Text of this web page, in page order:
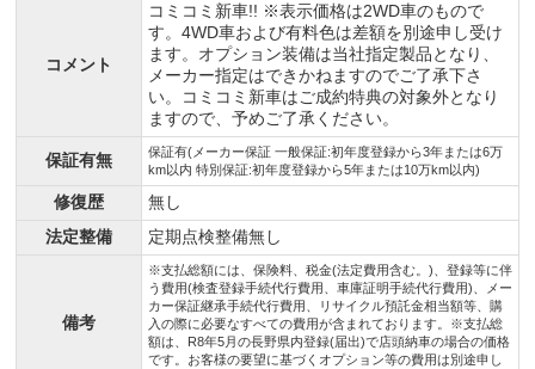
コメント
コミコミ新車!! ※表示価格は2WD車のもので
す。4WD車および有料色は差額を別途申し受け
ます。オプション装備は当社指定製品となり、
メーカー指定はできかねますのでご了承下さ
い。コミコミ新車はご成約特典の対象外となり
ますので、予めご了承ください。
保証有無
保証有(メーカー保証 一般保証:初年度登録から3年または6万
km以内 特別保証:初年度登録から5年または10万km以内)
修復歴
無し
法定整備
定期点検整備無し
備考
※支払総額には、保険料、税金(法定費用含む。)、登録等に伴
う費用(検査登録手続代行費用、車庫証明手続代行費用)、メー
カー保証継承手続代行費用、リサイクル預託金相当額等、購
入の際に必要なすべての費用が含まれております。※支払総
額は、R8年5月の長野県内登録(届出)で店頭納車の場合の価格
です。お客様の要望に基づくオプション等の費用は別途申し